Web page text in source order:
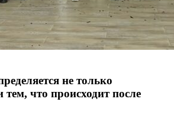
не только
что происходит после